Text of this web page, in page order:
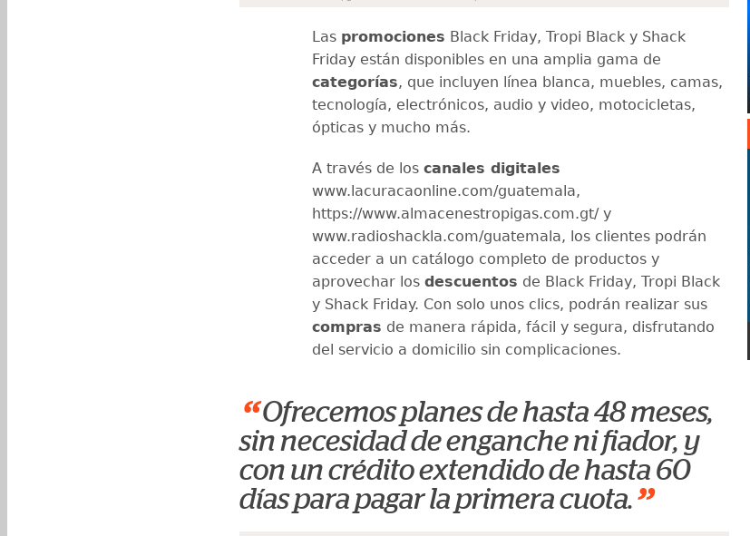
Las promociones Black Friday, Tropi Black y Shack
Friday están disponibles en una amplia gama de
categorías, que incluyen línea blanca, muebles, camas,
tecnología, electrónicos, audio y video, motocicletas,
ópticas y mucho más.
A través de los canales digitales
www.lacuracaonline.com/guatemala,
https://www.almacenestropigas.com.gt/ y
www.radioshackla.com/guatemala, los clientes podrán
acceder a un catálogo completo de productos y
aprovechar los descuentos de Black Friday, Tropi Black
y Shack Friday. Con solo unos clics, podrán realizar sus
compras de manera rápida, fácil y segura, disfrutando
del servicio a domicilio sin complicaciones.
“ Ofrecemos planes de hasta 48 meses,
sin necesidad de enganche ni fiador, y
con un crédito extendido de hasta 60
días para pagar la primera cuota.”